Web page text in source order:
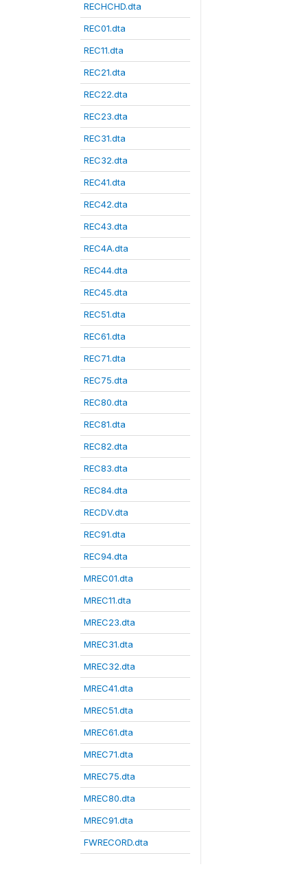
RECHCHD.dta
REC01.dta
REC11.dta
REC21.dta
REC22.dta
REC23.dta
REC31.dta
REC32.dta
REC41.dta
REC42.dta
REC43.dta
REC4A.dta
REC44.dta
REC45.dta
REC51.dta
REC61.dta
REC71.dta
REC75.dta
REC80.dta
REC81.dta
REC82.dta
REC83.dta
REC84.dta
RECDV.dta
REC91.dta
REC94.dta
MREC01.dta
MREC11.dta
MREC23.dta
MREC31.dta
MREC32.dta
MREC41.dta
MREC51.dta
MREC61.dta
MREC71.dta
MREC75.dta
MREC80.dta
MREC91.dta
FWRECORD.dta